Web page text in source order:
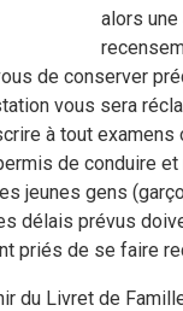
alors
de conserver
vous sera
à tout examens
permis de conduire
jeunes gens
délais prévus
priés de se faire
du Livret de